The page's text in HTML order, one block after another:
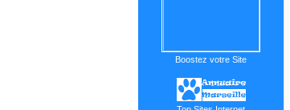
Boostez votre Site